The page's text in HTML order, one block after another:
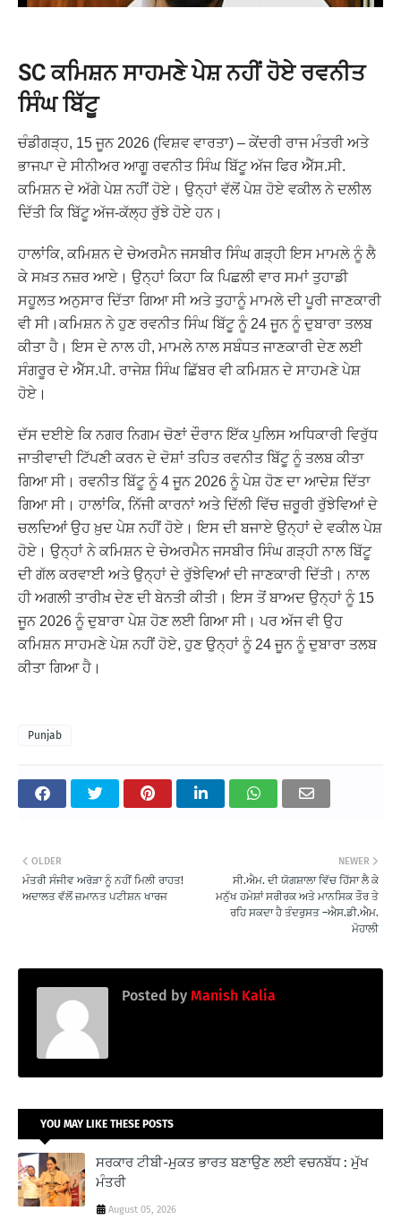
SC ਕਮਿਸ਼ਨ ਸਾਹਮਣੇ ਪੇਸ਼ ਨਹੀਂ ਹੋਏ ਰਵਨੀਤ
ਸਿੰਘ ਬਿੱਟੂ
ਚੰਡੀਗੜ੍ਹ, 15 ਜੂਨ 2026 (ਵਿਸ਼ਵ ਵਾਰਤਾ) – ਕੇਂਦਰੀ ਰਾਜ ਮੰਤਰੀ ਅਤੇ
ਭਾਜਪਾ ਦੇ ਸੀਨੀਅਰ ਆਗੂ ਰਵਨੀਤ ਸਿੰਘ ਬਿੱਟੂ ਅੱਜ ਫਿਰ ਐੱਸ.ਸੀ.
ਕਮਿਸ਼ਨ ਦੇ ਅੱਗੇ ਪੇਸ਼ ਨਹੀਂ ਹੋਏ। ਉਨ੍ਹਾਂ ਵੱਲੋਂ ਪੇਸ਼ ਹੋਏ ਵਕੀਲ ਨੇ ਦਲੀਲ
ਦਿੱਤੀ ਕਿ ਬਿੱਟੂ ਅੱਜ-ਕੱਲ੍ਹ ਰੁੱਝੇ ਹੋਏ ਹਨ।
ਹਾਲਾਂਕਿ, ਕਮਿਸ਼ਨ ਦੇ ਚੇਅਰਮੈਨ ਜਸਬੀਰ ਸਿੰਘ ਗੜ੍ਹੀ ਇਸ ਮਾਮਲੇ ਨੂੰ ਲੈ
ਕੇ ਸਖ਼ਤ ਨਜ਼ਰ ਆਏ। ਉਨ੍ਹਾਂ ਕਿਹਾ ਕਿ ਪਿਛਲੀ ਵਾਰ ਸਮਾਂ ਤੁਹਾਡੀ
ਸਹੂਲਤ ਅਨੁਸਾਰ ਦਿੱਤਾ ਗਿਆ ਸੀ ਅਤੇ ਤੁਹਾਨੂੰ ਮਾਮਲੇ ਦੀ ਪੂਰੀ ਜਾਣਕਾਰੀ
ਵੀ ਸੀ।ਕਮਿਸ਼ਨ ਨੇ ਹੁਣ ਰਵਨੀਤ ਸਿੰਘ ਬਿੱਟੂ ਨੂੰ 24 ਜੂਨ ਨੂੰ ਦੁਬਾਰਾ ਤਲਬ
ਕੀਤਾ ਹੈ। ਇਸ ਦੇ ਨਾਲ ਹੀ, ਮਾਮਲੇ ਨਾਲ ਸਬੰਧਤ ਜਾਣਕਾਰੀ ਦੇਣ ਲਈ
ਸੰਗਰੂਰ ਦੇ ਐੱਸ.ਪੀ. ਰਾਜੇਸ਼ ਸਿੰਘ ਛਿੱਬਰ ਵੀ ਕਮਿਸ਼ਨ ਦੇ ਸਾਹਮਣੇ ਪੇਸ਼
ਹੋਏ।
ਦੱਸ ਦਈਏ ਕਿ ਨਗਰ ਨਿਗਮ ਚੋਣਾਂ ਦੌਰਾਨ ਇੱਕ ਪੁਲਿਸ ਅਧਿਕਾਰੀ ਵਿਰੁੱਧ
ਜਾਤੀਵਾਦੀ ਟਿੱਪਣੀ ਕਰਨ ਦੇ ਦੋਸ਼ਾਂ ਤਹਿਤ ਰਵਨੀਤ ਬਿੱਟੂ ਨੂੰ ਤਲਬ ਕੀਤਾ
ਗਿਆ ਸੀ। ਰਵਨੀਤ ਬਿੱਟੂ ਨੂੰ 4 ਜੂਨ 2026 ਨੂੰ ਪੇਸ਼ ਹੋਣ ਦਾ ਆਦੇਸ਼ ਦਿੱਤਾ
ਗਿਆ ਸੀ। ਹਾਲਾਂਕਿ, ਨਿੱਜੀ ਕਾਰਨਾਂ ਅਤੇ ਦਿੱਲੀ ਵਿੱਚ ਜ਼ਰੂਰੀ ਰੁੱਝੇਵਿਆਂ ਦੇ
ਚਲਦਿਆਂ ਉਹ ਖ਼ੁਦ ਪੇਸ਼ ਨਹੀਂ ਹੋਏ। ਇਸ ਦੀ ਬਜਾਏ ਉਨ੍ਹਾਂ ਦੇ ਵਕੀਲ ਪੇਸ਼
ਹੋਏ। ਉਨ੍ਹਾਂ ਨੇ ਕਮਿਸ਼ਨ ਦੇ ਚੇਅਰਮੈਨ ਜਸਬੀਰ ਸਿੰਘ ਗੜ੍ਹੀ ਨਾਲ ਬਿੱਟੂ
ਦੀ ਗੱਲ ਕਰਵਾਈ ਅਤੇ ਉਨ੍ਹਾਂ ਦੇ ਰੁੱਝੇਵਿਆਂ ਦੀ ਜਾਣਕਾਰੀ ਦਿੱਤੀ। ਨਾਲ
ਹੀ ਅਗਲੀ ਤਾਰੀਖ਼ ਦੇਣ ਦੀ ਬੇਨਤੀ ਕੀਤੀ। ਇਸ ਤੋਂ ਬਾਅਦ ਉਨ੍ਹਾਂ ਨੂੰ 15
ਜੂਨ 2026 ਨੂੰ ਦੁਬਾਰਾ ਪੇਸ਼ ਹੋਣ ਲਈ ਗਿਆ ਸੀ। ਪਰ ਅੱਜ ਵੀ ਉਹ
ਕਮਿਸ਼ਨ ਸਾਹਮਣੇ ਪੇਸ਼ ਨਹੀਂ ਹੋਏ, ਹੁਣ ਉਨ੍ਹਾਂ ਨੂੰ 24 ਜੂਨ ਨੂੰ ਦੁਬਾਰਾ ਤਲਬ
ਕੀਤਾ ਗਿਆ ਹੈ।
Punjab
NEWER
ਸੀ.ਐਮ. ਦੀ ਯੋਗਸ਼ਾਲਾ ਵਿੱਚ ਹਿੱਸਾ ਲੈ ਕੇ
ਮਨੁੱਖ ਹਮੇਸ਼ਾਂ ਸਰੀਰਕ ਅਤੇ ਮਾਨਸਿਕ ਤੌਰ ਤੇ
ਰਹਿ ਸਕਦਾ ਹੈ ਤੰਦਰੁਸਤ –ਐਸ.ਡੀ.ਐਮ.
ਮੋਹਾਲੀ
OLDER
ਮੰਤਰੀ ਸੰਜੀਵ ਅਰੋੜਾ ਨੂੰ ਨਹੀਂ ਮਿਲੀ ਰਾਹਤ!
ਅਦਾਲਤ ਵੱਲੋਂ ਜ਼ਮਾਨਤ ਪਟੀਸ਼ਨ ਖਾਰਜ
Posted by Manish Kalia
YOU MAY LIKE THESE POSTS
ਸਰਕਾਰ ਟੀਬੀ-ਮੁਕਤ ਭਾਰਤ ਬਣਾਉਣ ਲਈ ਵਚਨਬੱਧ : ਮੁੱਖ
ਮੰਤਰੀ
August 05, 2026